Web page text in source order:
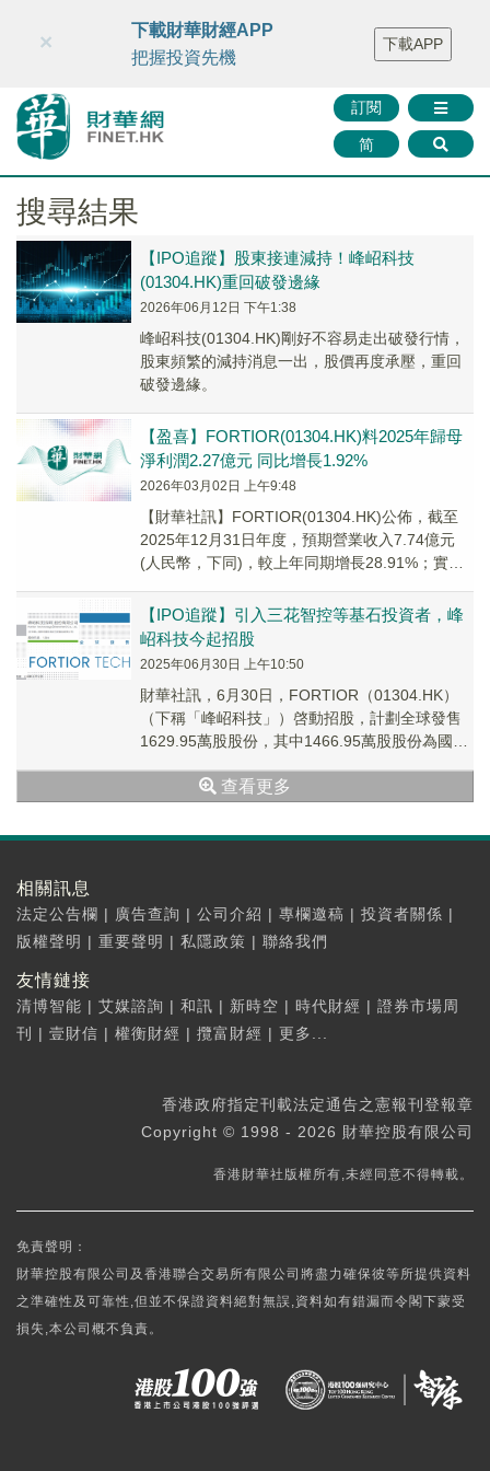
財華智庫網 FINTV FINMETA 財華證券 媒體矩陣
智庫沙龍
聯絡我們
訂閱
简
×
下載財華財經APP
把握投資先機
下載APP
搜尋結果
【IPO追蹤】股東接連減持！峰岹科技
(01304.HK)重回破發邊緣
2026年06月12日 下午1:38
峰岹科技(01304.HK)剛好不容易走出破發行情，
股東頻繁的減持消息一出，股價再度承壓，重回
破發邊緣。
【盈喜】FORTIOR(01304.HK)料2025年歸母
淨利潤2.27億元 同比增長1.92%
2026年03月02日 上午9:48
​【財華社訊】FORTIOR(01304.HK)公佈，截至
2025年12月31日年度，預期營業收入7.74億元
(人民幣，下同)，較上年同期增長28.91%；實現
【IPO追蹤】引入三花智控等基石投資者，峰
岹科技今起招股
2025年06月30日 上午10:50
財華社訊，6月30日，FORTIOR（01304.HK）
（下稱「峰岹科技」）啓動招股，計劃全球發售
1629.95萬股股份，其中1466.95萬股股份為國際
查看更多
相關訊息
法定公告欄 | 廣告查詢 | 公司介紹 | 專欄邀稿 | 投資者關係 |
版權聲明 | 重要聲明 | 私隱政策 | 聯絡我們
友情鏈接
清博智能 | 艾媒諮詢 | 和訊 | 新時空 | 時代財經 | 證券市場周
刊
| 壹財信 | 權衡財經 | 攬富財經 | 更多...
香港政府指定刊載法定通告之憲報刊登報章
Copyright © 1998 - 2026 財華控股有限公司
香港財華社版權所有,未經同意不得轉載。
免責聲明：
財華控股有限公司及香港聯合交易所有限公司將盡力確保彼等所提供資料
之準確性及可靠性,但並不保證資料絕對無誤,資料如有錯漏而令閣下蒙受
損失,本公司概不負責。